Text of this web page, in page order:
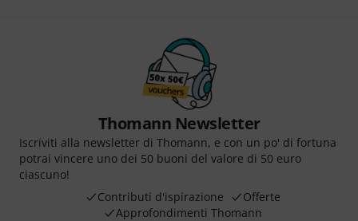
Thomann Newsletter
Iscriviti alla newsletter di Thomann, e con un po' di fortuna
potrai vincere uno dei 50 buoni del valore di 50 euro
ciascuno!
Contributi d'ispirazione
Offerte
Approfondimenti Thomann